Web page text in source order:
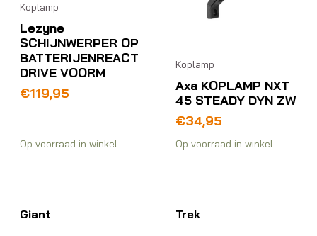
Koplamp
Lezyne
SCHIJNWERPER OP
BATTERIJENREACT
DRIVE VOORM
€119,95
Op voorraad in winkel
Koplamp
Axa KOPLAMP NXT
45 STEADY DYN ZW
€34,95
Op voorraad in winkel
Giant Trek